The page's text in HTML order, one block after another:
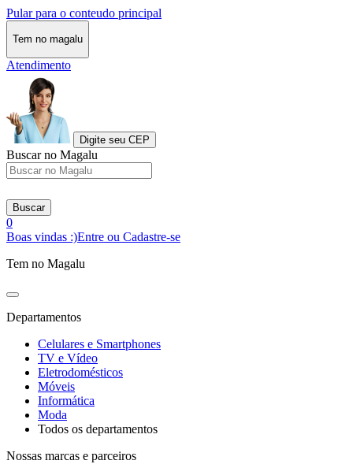
Pular para o conteudo principal
Tem no magalu
Atendimento
Digite seu CEP
Buscar no Magalu
Buscar
0
Boas vindas :)Entre ou Cadastre-se
Tem no Magalu
Departamentos
Celulares e Smartphones
TV e Vídeo
Eletrodomésticos
Móveis
Informática
Moda
Todos os departamentos
Nossas marcas e parceiros